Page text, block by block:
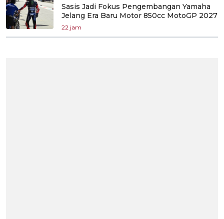
Sasis Jadi Fokus Pengembangan Yamaha
Jelang Era Baru Motor 850cc MotoGP 2027
22 jam